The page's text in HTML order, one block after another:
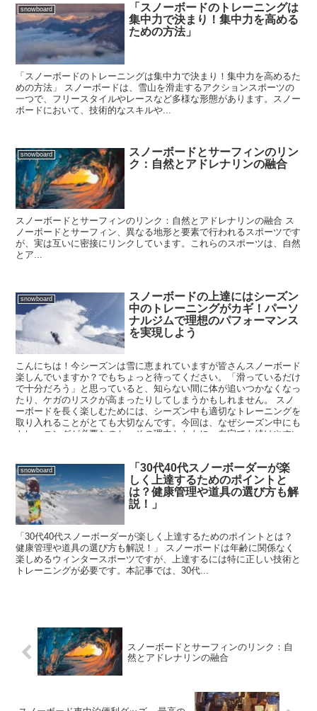
snowboard
「スノーボードのトレーニングは
集中力で決まり！集中力を高める
ための方法」
「スノーボードのトレーニングは集中力で決まり！集中力を高めるた
めの方法」 スノーボードは、雪山を滑走するアクションスポーツの
一つで、フリースタイルやレースなど多様な形態があります。スノー
ボードにおいて、技術的なスキルや...
snowboard
スノーボードとサーフィンのリン
ク：自然とアドレナリンの融合
スノーボードとサーフィンのリンク：自然とアドレナリンの融合 ス
ノーボードとサーフィン、異なる地形と要素で行われるスポーツです
が、実は互いに密接にリンクしています。これらのスポーツは、自然
とア...
snowboard
スノーボードの上達にはシーズン
中のトレーニングがカギ！パーソ
ナルジムで理想のパフォーマンス
を実現しよう
こんにちは！今シーズンは雪に恵まれていますが皆さんスノーボード
楽しんでいますか？でもちょっと待ってください。「滑っているだけ
で十分だろう」と思っていると、知らない間に体が追いつかなくなっ
たり、ケガのリスクが高まったりしてしまうかもしれません。 スノ
ーボードを長く楽しむためには、シーズン中も適切なトレーニングを
取り入れることがとても大切なんです。今回は、なぜシーズン中にも
トレーニングが必要なのか、その理由とともに、自宅でも続けやすい
snowboard
「30代40代スノーボーダーが楽
しく上達するためのポイントと
は？健康管理や道具の選び方も解
説！」
「30代40代スノーボーダーが楽しく上達するためのポイントとは？
健康管理や道具の選び方も解説！」 スノーボードは年齢に関係なく
楽しめるウィンタースポーツですが、上達するには特に正しい技術と
トレーニングが必要です。本記事では、30代...
スノーボードとサーフィンのリンク：自
然とアドレナリンの融合